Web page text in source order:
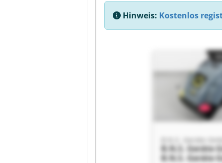
Hinweis: Kostenlos
B.N.S. Geräte
B.N.S. Geräte
B.N.S. Geräte